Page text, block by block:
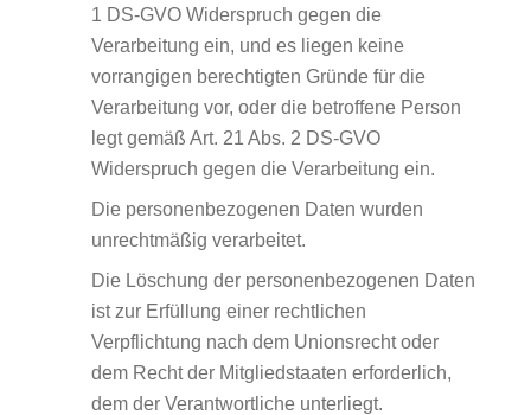
1 DS-GVO Widerspruch gegen die
Verarbeitung ein, und es liegen keine
vorrangigen berechtigten Gründe für die
Verarbeitung vor, oder die betroffene Person
legt gemäß Art. 21 Abs. 2 DS-GVO
Widerspruch gegen die Verarbeitung ein.
Die personenbezogenen Daten wurden
unrechtmäßig verarbeitet.
Die Löschung der personenbezogenen Daten
ist zur Erfüllung einer rechtlichen
Verpflichtung nach dem Unionsrecht oder
dem Recht der Mitgliedstaaten erforderlich,
dem der Verantwortliche unterliegt.